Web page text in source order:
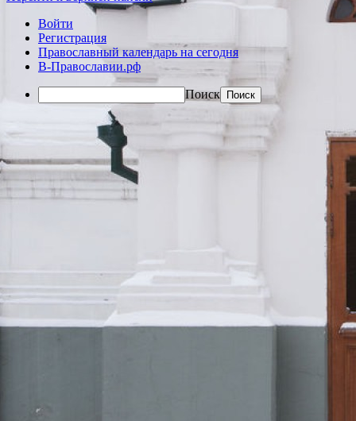
Войти
Регистрация
Православный календарь на сегодня
В-Православии.рф
Поиск